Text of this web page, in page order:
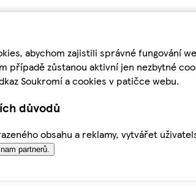
abychom zajistili správné fungování
případě zůstanou aktivní jen nezbytné
Soukromí a cookies v patičce webu.
důvodů
obsahu a reklamy, vytvářet
partnerů.